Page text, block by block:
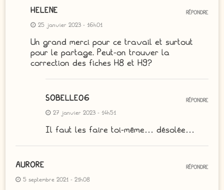
HELENE
25 janvier 2023 - 16h01
Un grand merci pour ce travail et surtout
pour le partage. Peut-on trouver la
correction des fiches H8 et H9?
RÉPONDRE
SOBELLE06
27 janvier 2023 - 14h51
Il faut les faire toi-même… désolée…
RÉPONDRE
AURORE
5 septembre 2021 - 21h08
RÉPONDRE